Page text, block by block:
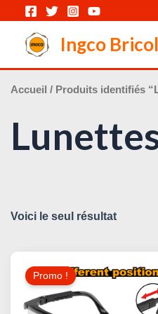
contenu
Ingco
Accueil / Produits identifiés
Voici le seul résultat
Promo !
Prix
Initial
12,000 د.ت.